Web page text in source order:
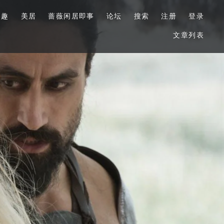
美居 蔷薇闲居即事 论坛 搜索 注册 登录
文章列表